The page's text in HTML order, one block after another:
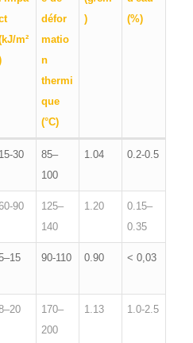
m²
défor
matio
n
thermi
que
(°C)
)
(%)
15-30
85–
100
1.04 0.2-0.5
90
125–
140
1.20
0.15–
0.35
90-110 0.90 < 0,03
170–
200
1.13 1.0-2.5